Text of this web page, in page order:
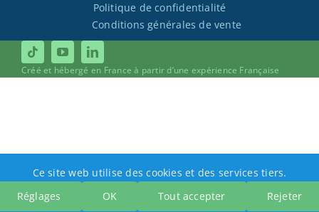
Politique de confidentialité
Conditions générales de vente
Créé et hébergé en France à partir d’une expérience Française
Ce site web utilise des cookies et des services tiers.
Réglages
OK Tout accepter Rejeter